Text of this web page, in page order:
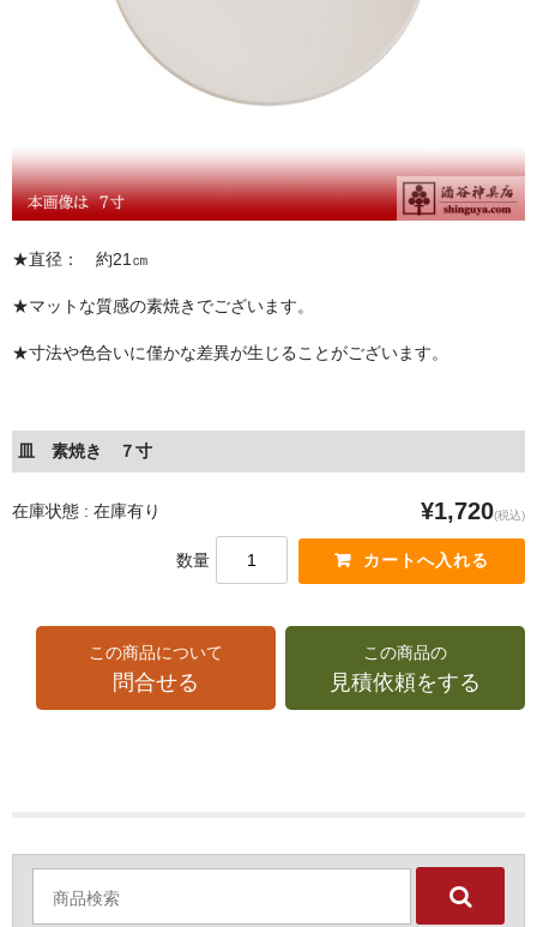
★直径： 約21㎝
★マットな質感の素焼きでございます。
★寸法や色合いに僅かな差異が生じることがございます。
皿 素焼き ７寸
在庫状態 : 在庫有り ¥1,720(税込)
数量
この商品について
問合せる
この商品の
見積依頼をする